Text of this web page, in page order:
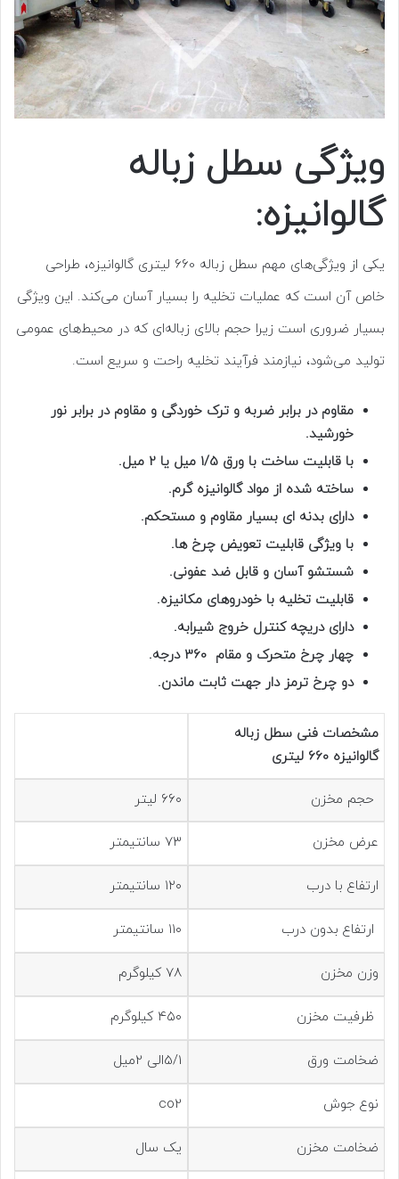
ویژگی سطل زباله
گالوانیزه:
یکی از ویژگی‌های مهم سطل زباله 660 لیتری گالوانیزه، طراحی
خاص آن است که عملیات تخلیه را بسیار آسان می‌کند. این ویژگی
بسیار ضروری است زیرا حجم بالای زباله‌ای که در محیط‌های عمومی
تولید می‌شود، نیازمند فرآیند تخلیه راحت و سریع است.
مقاوم در برابر ضربه و ترک خوردگی و مقاوم در برابر نور
خورشید.
با قابلیت ساخت با ورق 1/5 میل یا 2 میل.
ساخته شده از مواد گالوانیزه گرم.
دارای بدنه ای بسیار مقاوم و مستحکم.
با ویژگی قابلیت تعویض چرخ ها.
شستشو آسان و قابل ضد عفونی.
قابلیت تخلیه با خودروهای مکانیزه.
دارای دریچه کنترل خروج شیرابه.
چهار چرخ متحرک و مقام 360 درجه.
دو چرخ ترمز دار جهت ثابت ماندن.
مشخصات فنی سطل زباله
گالوانیزه 660 لیتری
حجم مخزن ۶۶۰ لیتر
عرض مخزن ۷۳ سانتیمتر
ارتفاع با درب ۱۲۰ سانتیمتر
ارتفاع بدون درب ۱۱۰ سانتیمتر
وزن مخزن ۷۸ کیلوگرم
ظرفیت مخزن ۴۵۰ کیلوگرم
ضخامت ورق 5/1الی 2میل
نوع جوش co2
ضخامت مخزن یک سال